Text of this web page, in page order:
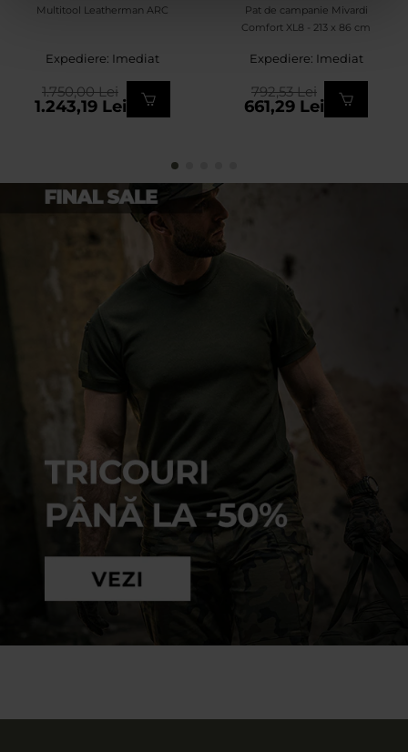
Multitool Leatherman ARC
Expediere: Imediat
1.243,19 Lei
1.750,00 Lei
Pat de campanie Mivardi
Comfort XL8 - 213 x 86 cm
Expediere: Imediat
661,29 Lei
792,53 Lei